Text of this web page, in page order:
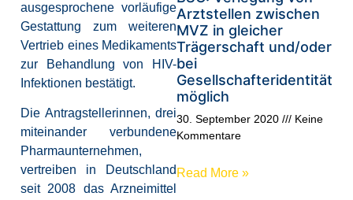
ausgesprochene vorläufige
Gestattung zum weiteren
Vertrieb eines Medikaments
zur Behandlung von HIV-
Infektionen bestätigt.
Die Antragstellerinnen, drei
miteinander verbundene
Pharmaunternehmen,
vertreiben in Deutschland
seit 2008 das Arzneimittel
Arztstellen zwischen
MVZ in gleicher
Trägerschaft und/oder
bei
Gesellschafteridentität
möglich
30. September 2020
Keine
Kommentare
Read More »